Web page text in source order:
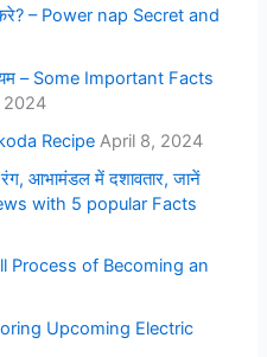
करे? – Power nap Secret and
– Some Important Facts
2024
Recipe April 8, 2024
आभामंडल में दशावतार, जानें
with 5 popular Facts
Process of Becoming an
Upcoming Electric